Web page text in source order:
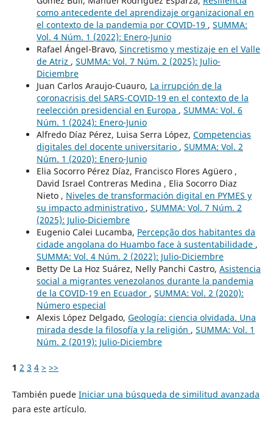
como antecedente del aprendizaje organizacional en
el contexto de la pandemia por COVID-19 , SUMMA:
Vol. 4 Núm. 1 (2022): Enero-Junio
Rafael Ángel-Bravo, Sincretismo y mestizaje en el Valle
de Atriz , SUMMA: Vol. 7 Núm. 2 (2025): Julio-
Diciembre
Juan Carlos Araujo-Cuauro, La irrupción de la
coronacrisis del SARS-COVID-19 en el contexto de la
reelección presidencial en Europa , SUMMA: Vol. 6
Núm. 1 (2024): Enero-Junio
Alfredo Díaz Pérez, Luisa Serra López, Competencias
digitales del docente universitario , SUMMA: Vol. 2
Núm. 1 (2020): Enero-Junio
Elia Socorro Pérez Díaz, Francisco Flores Agüero ,
David Israel Contreras Medina , Elia Socorro Diaz
Nieto , Niveles de transformación digital en PYMES y
su impacto administrativo , SUMMA: Vol. 7 Núm. 2
(2025): Julio-Diciembre
Eugenio Calei Lucamba, Percepção dos habitantes da
cidade angolana do Huambo face à sustentabilidade ,
SUMMA: Vol. 4 Núm. 2 (2022): Julio-Diciembre
Betty De La Hoz Suárez, Nelly Panchi Castro, Asistencia
social a migrantes venezolanos durante la pandemia
de la COVID-19 en Ecuador , SUMMA: Vol. 2 (2020):
Número especial
Alexis López Delgado, Geología: ciencia olvidada. Una
mirada desde la filosofía y la religión , SUMMA: Vol. 1
Núm. 2 (2019): Julio-Diciembre
1 2 3 4 > >>
También puede Iniciar una búsqueda de similitud avanzada
para este artículo.